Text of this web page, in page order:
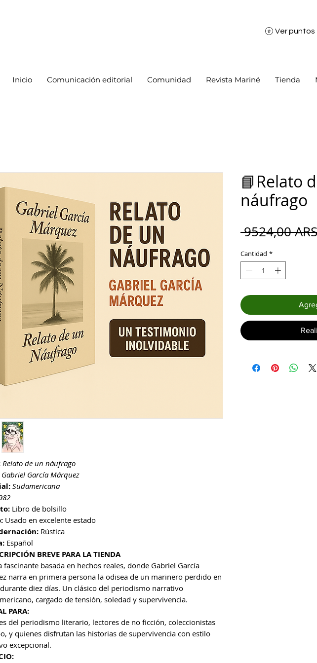
Ver puntos
Inicio Comunicación editorial Comunidad Revista Mariné Tienda
Relato de un náufrago
Gabriel García Márquez
Sudamericana
Libro de bolsillo
Usado en excelente estado
Rústica
Español
BREVE PARA LA TIENDA
fascinante basada en hechos reales, donde Gabriel García
narra en primera persona la odisea de un marinero perdido en
diez días. Un clásico del periodismo narrativo
cargado de tensión, soledad y supervivencia.
PARA:
del periodismo literario, lectores de no ficción, coleccionistas
y quienes disfrutan las historias de supervivencia con estilo
excepcional.
📘Relato
náufrago
9524,00
Cantidad *